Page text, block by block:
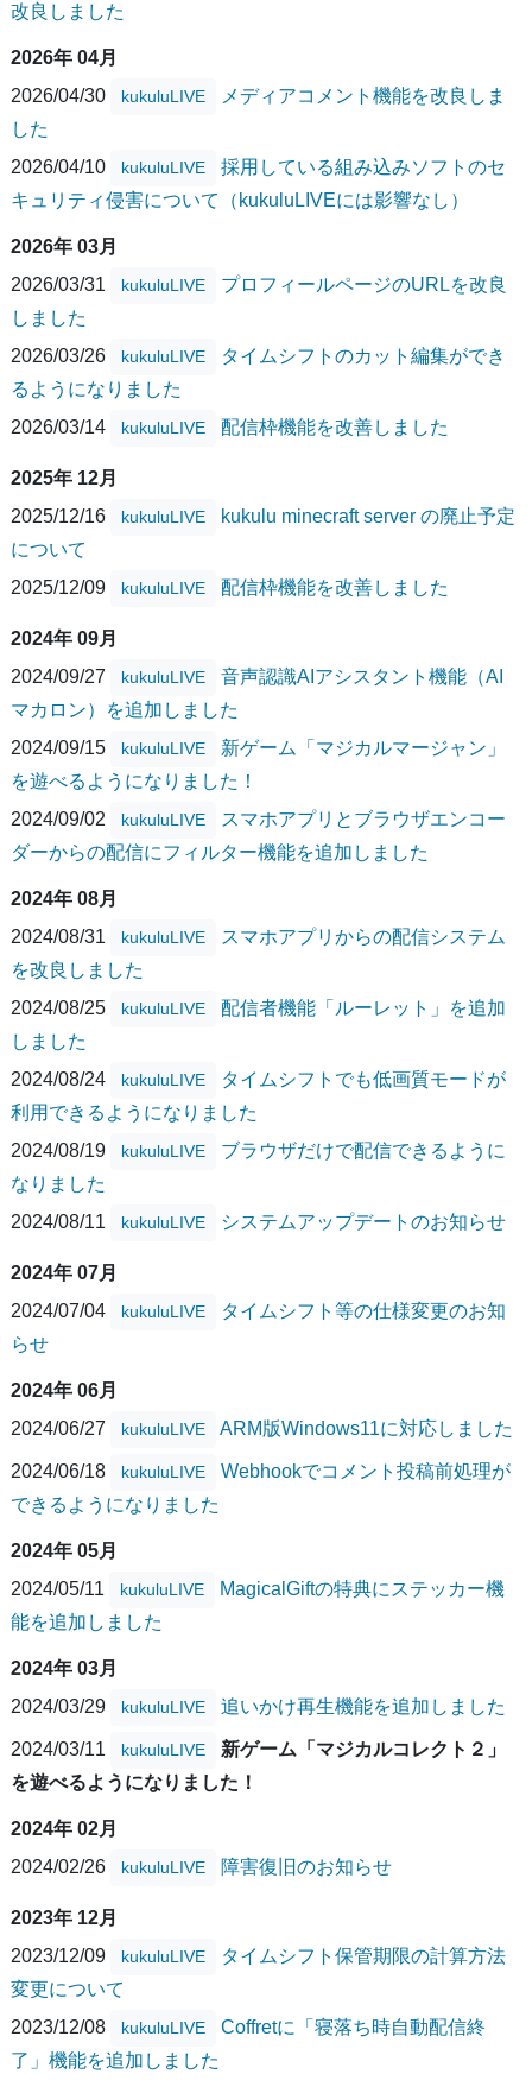
改良しました
2026年 04月
2026/04/30
kukuluLIVE
メディアコメント機能を改良しま
した
2026/04/10
kukuluLIVE
採用している組み込みソフトのセ
キュリティ侵害について（kukuluLIVEには影響なし）
2026年 03月
2026/03/31
kukuluLIVE
プロフィールページのURLを改良
しました
2026/03/26
kukuluLIVE
タイムシフトのカット編集ができ
るようになりました
2026/03/14
kukuluLIVE 配信枠機能を改善しました
2025年 12月
2025/12/16
kukuluLIVE
kukulu minecraft server の廃止予定
について
2025/12/09
kukuluLIVE 配信枠機能を改善しました
2024年 09月
2024/09/27
kukuluLIVE
音声認識AIアシスタント機能（AI
マカロン）を追加しました
2024/09/15
kukuluLIVE
新ゲーム「マジカルマージャン」
を遊べるようになりました！
2024/09/02
kukuluLIVE
スマホアプリとブラウザエンコー
ダーからの配信にフィルター機能を追加しました
2024年 08月
2024/08/31
kukuluLIVE
スマホアプリからの配信システム
を改良しました
2024/08/25
kukuluLIVE
配信者機能「ルーレット」を追加
しました
2024/08/24
kukuluLIVE
タイムシフトでも低画質モードが
利用できるようになりました
2024/08/19
kukuluLIVE
ブラウザだけで配信できるように
なりました
2024/08/11
kukuluLIVE システムアップデートのお知らせ
2024年 07月
2024/07/04
kukuluLIVE
タイムシフト等の仕様変更のお知
らせ
2024年 06月
2024/06/27
kukuluLIVE ARM版Windows11に対応しました
2024/06/18 kukuluLIVE
Webhookでコメント投稿前処理が
できるようになりました
2024年 05月
2024/05/11
kukuluLIVE
MagicalGiftの特典にステッカー機
能を追加しました
2024年 03月
2024/03/29
kukuluLIVE 追いかけ再生機能を追加しました
2024/03/11 kukuluLIVE
新ゲーム「マジカルコレクト２」
を遊べるようになりました！
2024年 02月
2024/02/26
kukuluLIVE 障害復旧のお知らせ
2023年 12月
2023/12/09
kukuluLIVE
タイムシフト保管期限の計算方法
変更について
2023/12/08
kukuluLIVE
Coffretに「寝落ち時自動配信終
了」機能を追加しました